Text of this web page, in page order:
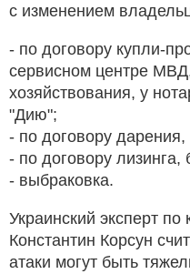
с изменением
- по договору купли-
сервисном центре
хозяйствования, у
"Дию";
- по договору
- по договору лизинга,
- выбраковка.
Украинский эксперт по
Константин Корсун
атаки могут быть